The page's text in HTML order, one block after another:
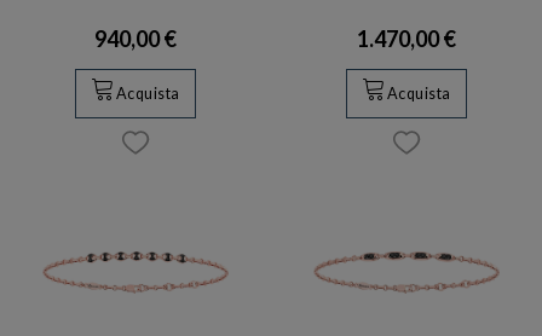
940,00 €
Acquista
1.470,00 €
Acquista